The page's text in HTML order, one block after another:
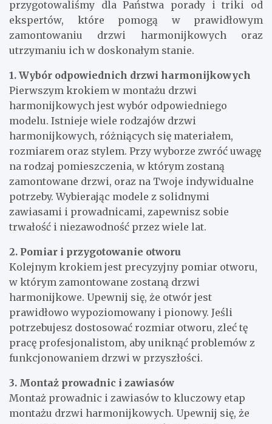
drzwi harmonijkowych może jednak wydawać się
zadaniem skomplikowanym. Dlatego też
przygotowaliśmy dla Państwa porady i triki od
ekspertów, które pomogą w prawidłowym
zamontowaniu drzwi harmonijkowych oraz
utrzymaniu ich w doskonałym stanie.
1. Wybór odpowiednich drzwi harmonijkowych
Pierwszym krokiem w montażu drzwi
harmonijkowych jest wybór odpowiedniego
modelu. Istnieje wiele rodzajów drzwi
harmonijkowych, różniących się materiałem,
rozmiarem oraz stylem. Przy wyborze zwróć uwagę
na rodzaj pomieszczenia, w którym zostaną
zamontowane drzwi, oraz na Twoje indywidualne
potrzeby. Wybierając modele z solidnymi
zawiasami i prowadnicami, zapewnisz sobie
trwałość i niezawodność przez wiele lat.
2. Pomiar i przygotowanie otworu
Kolejnym krokiem jest precyzyjny pomiar otworu,
w którym zamontowane zostaną drzwi
harmonijkowe. Upewnij się, że otwór jest
prawidłowo wypoziomowany i pionowy. Jeśli
potrzebujesz dostosować rozmiar otworu, zleć tę
pracę profesjonalistom, aby uniknąć problemów z
funkcjonowaniem drzwi w przyszłości.
3. Montaż prowadnic i zawiasów